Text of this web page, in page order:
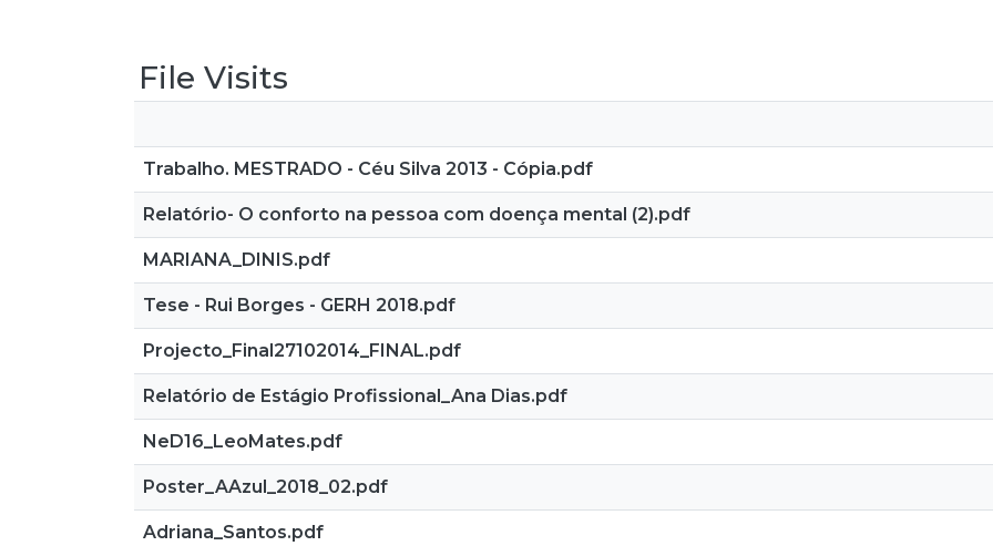
File Visits
Trabalho. MESTRADO - Céu Silva 2013 - Cópia.pdf
Relatório- O conforto na pessoa com doença mental (2).pdf
MARIANA_DINIS.pdf
Tese - Rui Borges - GERH 2018.pdf
Projecto_Final27102014_FINAL.pdf
Relatório de Estágio Profissional_Ana Dias.pdf
NeD16_LeoMates.pdf
Poster_AAzul_2018_02.pdf
Adriana_Santos.pdf